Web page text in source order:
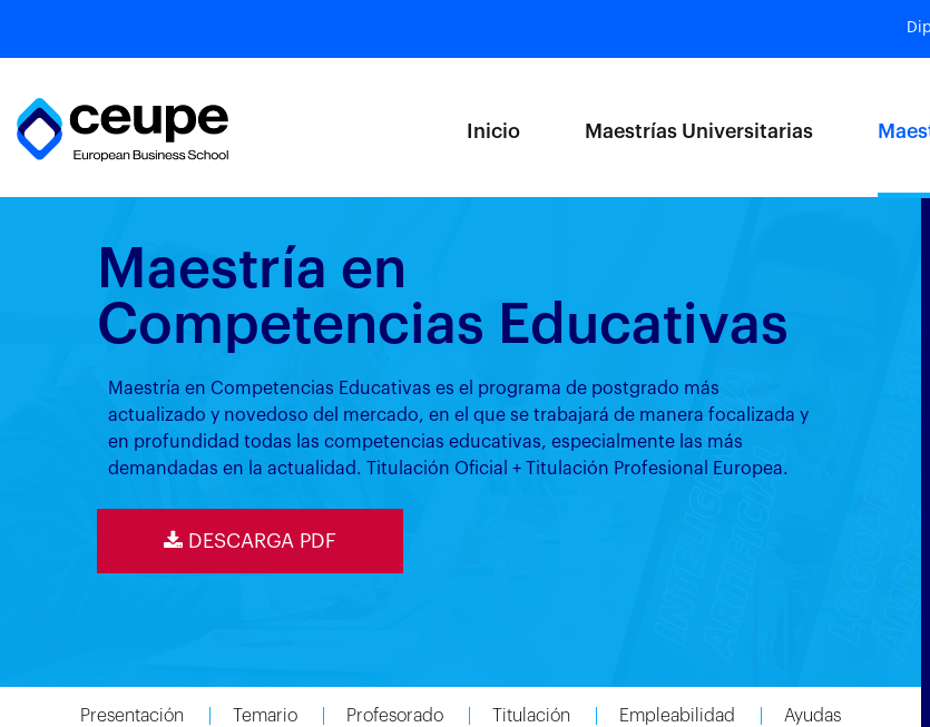
Inicio Maestrías Universitarias
Maestría en
Competencias Educativas
Maestría en Competencias Educativas es el programa de postgrado más
actualizado y novedoso del mercado, en el que se trabajará de manera focalizada y
en profundidad todas las competencias educativas, especialmente las más
demandadas en la actualidad. Titulación Oficial + Titulación Profesional Europea.
DESCARGA PDF
Presentación Temario Profesorado Titulación Empleabilidad Ayudas